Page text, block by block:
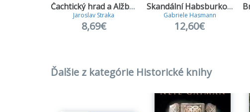
Čachtický hrad a Alžbeta Báthoryová
Jaroslav Straka
8,69€
Skandální Habsburkové
Gabriele Hasmann
12,60€
Ďalšie z kategórie Historické knihy